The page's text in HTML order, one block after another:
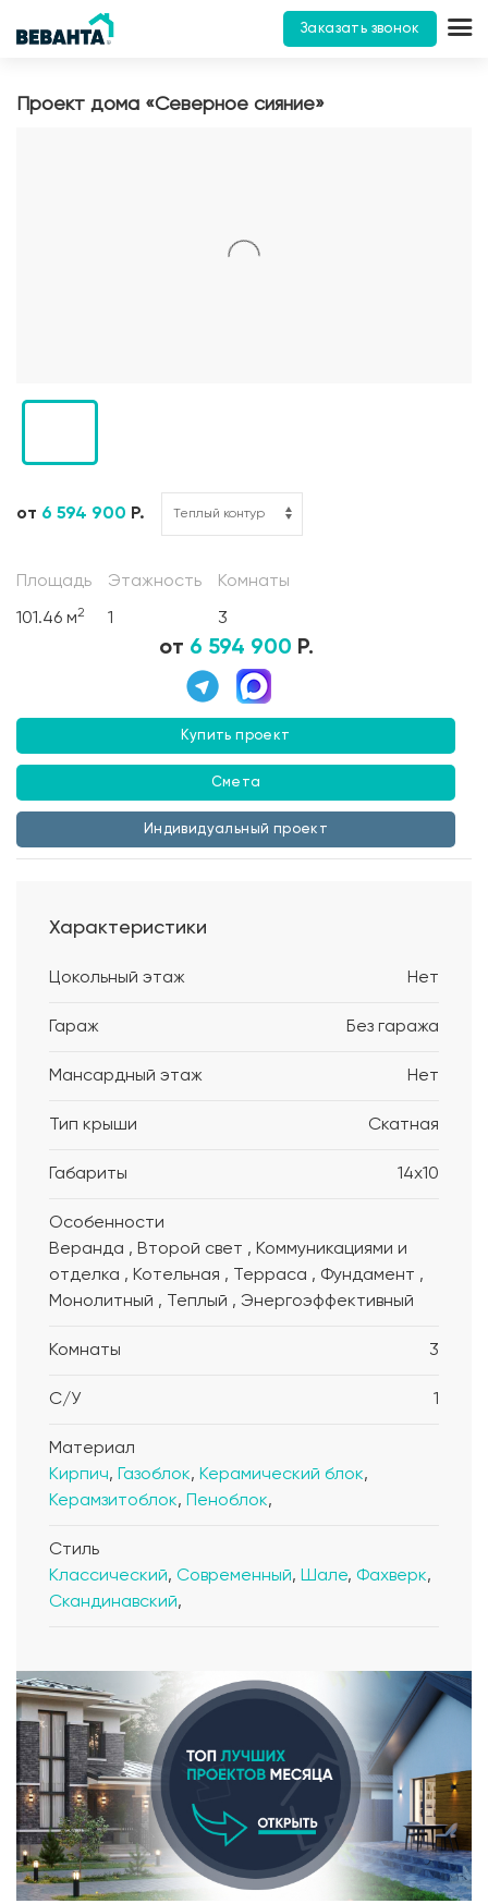
Заказать звонок
Проект дома «Северное сияние»
от 6 594 900 Р.
Площадь
101.46 м2
Этажность
1
Комнаты
3
от 6 594 900 Р.
Купить проект
Смета
Индивидуальный проект
Характеристики
Цокольный этаж Нет
Гараж Без гаража
Мансардный этаж Нет
Тип крыши Скатная
Габариты 14x10
Особенности
Веранда , Второй свет , Коммуникациями и
отделка , Котельная , Терраса , Фундамент ,
Монолитный , Теплый , Энергоэффективный
Комнаты 3
С/У 1
Материал
Кирпич, Газоблок, Керамический блок,
Керамзитоблок, Пеноблок,
Стиль
Классический, Современный, Шале, Фахверк,
Скандинавский,